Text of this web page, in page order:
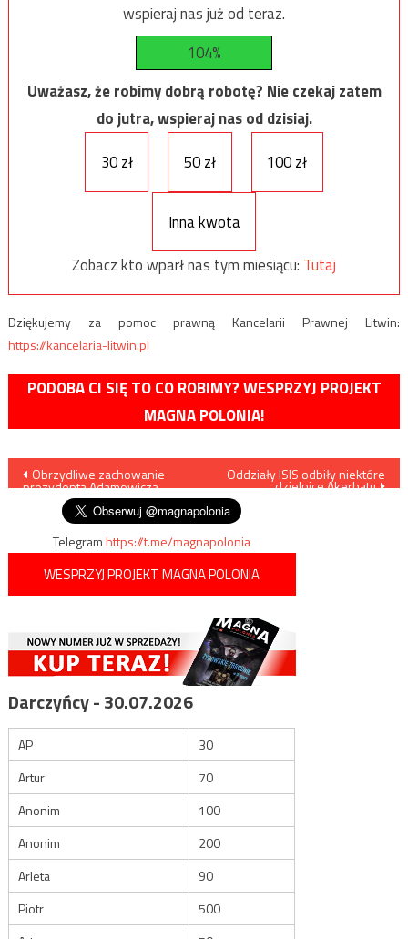
wspieraj nas już od teraz.
104%
Uważasz, że robimy dobrą robotę? Nie czekaj zatem
do jutra, wspieraj nas od dzisiaj.
30 zł
50 zł 100 zł
Inna kwota
Zobacz kto wparł nas tym miesiącu: Tutaj
Dziękujemy za pomoc prawną Kancelarii Prawnej Litwin:
https://kancelaria-litwin.pl
PODOBA CI SIĘ TO CO ROBIMY? WESPRZYJ PROJEKT
MAGNA POLONIA!
Nawigacja
wpisu
Obrzydliwe zachowanie
prezydenta Adamowicza
Oddziały ISIS odbiły niektóre
dzielnice Akerbatu
Telegramhttps://t.me/magnapolonia
WESPRZYJ PROJEKT MAGNA POLONIA
Darczyńcy - 30.07.2026
AP
30
Artur
70
Anonim
100
Anonim
200
Arleta
90
Piotr
500